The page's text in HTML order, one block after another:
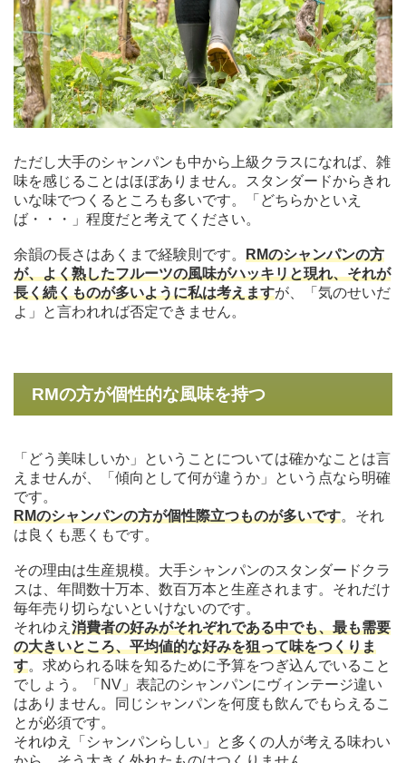
ただし大手のシャンパンも中から上級クラスになれば、雑
味を感じることはほぼありません。スタンダードからきれ
いな味でつくるところも多いです。「どちらかといえ
ば・・・」程度だと考えてください。
余韻の長さはあくまで経験則です。 RMのシャンパンの方
が、よく熟したフルーツの風味がハッキリと現れ、それが
長く続くものが多いように私は考えますが、「気のせいだ
よ」と言われれば否定できません。
RMの方が個性的な風味を持つ
「どう美味しいか」ということについては確かなことは言
えませんが、「傾向として何が違うか」という点なら明確
です。
RMのシャンパンの方が個性際立つものが多いです。それ
は良くも悪くもです。
その理由は生産規模。大手シャンパンのスタンダードクラ
スは、年間数十万本、数百万本と生産されます。それだけ
毎年売り切らないといけないのです。
それゆえ 消費者の好みがそれぞれである中でも、最も需要
の大きいところ、平均値的な好みを狙って味をつくりま
す。求められる味を知るために予算をつぎ込んでいること
でしょう。「NV」表記のシャンパンにヴィンテージ違い
はありません。同じシャンパンを何度も飲んでもらえるこ
とが必須です。
それゆえ「シャンパンらしい」と多くの人が考える味わい